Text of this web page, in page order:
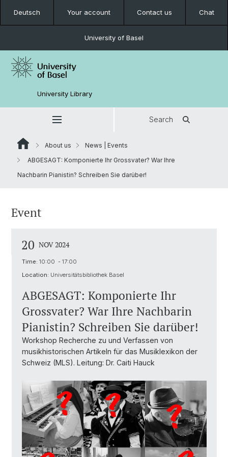
Deutsch Your account Contact us Chat
University of Basel
University Library
Search
About us
News | Events
ABGESAGT: Komponierte Ihr Grossvater? War Ihre
Nachbarin Pianistin? Schreiben Sie darüber!
Event
20 NOV 2024
Time: 10:00 - 17:00
Location: Universitätsbibliothek Basel
ABGESAGT: Komponierte Ihr
Grossvater? War Ihre Nachbarin
Pianistin? Schreiben Sie darüber!
Workshop Recherche zu und Verfassen von
musikhistorischen Artikeln für das Musiklexikon der
Schweiz (MLS). Leitung: Dr. Caiti Hauck